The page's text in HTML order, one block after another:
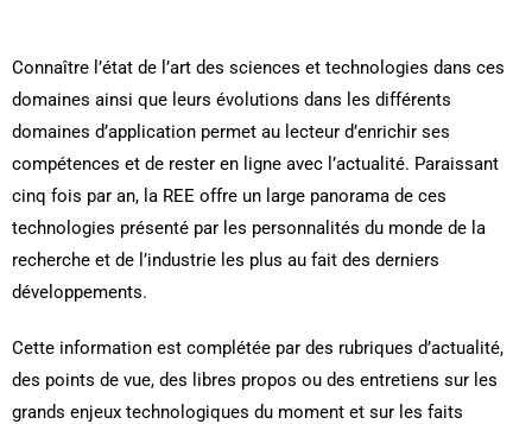
Connaître l’état de l’art des sciences et technologies dans ces
domaines ainsi que leurs évolutions dans les différents
domaines d’application permet au lecteur d’enrichir ses
compétences et de rester en ligne avec l’actualité. Paraissant
cinq fois par an, la REE offre un large panorama de ces
technologies présenté par les personnalités du monde de la
recherche et de l’industrie les plus au fait des derniers
développements.
Cette information est complétée par des rubriques d’actualité,
des points de vue, des libres propos ou des entretiens sur les
grands enjeux technologiques du moment et sur les faits